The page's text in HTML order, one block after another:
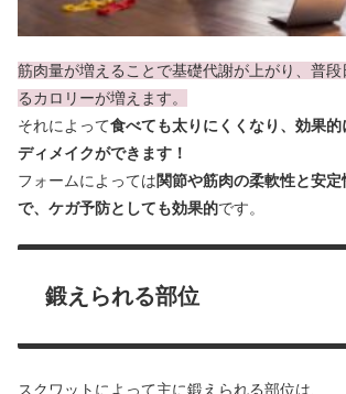
筋肉量が増えることで基礎代謝が上がり、普
るカロリーが増えます。
それによって食べても太りにくくなり、効果
ディメイクができます！
フォームによっては関節や筋肉の柔軟性と安
で、ケガ予防としても効果的です。
鍛えられる部位
スクワットによって主に鍛えられる部位は、